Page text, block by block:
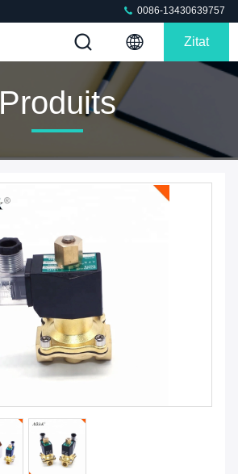
0086-13430639757
Zitat
Produits